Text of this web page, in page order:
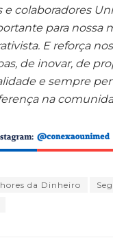
e colaboradores
para nossa
E reforça
de inovar, de
e sempre
na
da Dinheiro